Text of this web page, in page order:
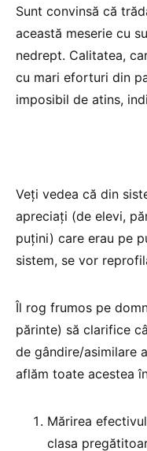
Sunt convinsă că
această meserie cu
nedrept. Calitatea,
cu mari eforturi din
imposibil de atins,
Veți vedea că din
apreciați (de elevi,
puțini) care erau pe
sistem, se vor
Îl rog frumos pe
părinte) să clarifice
de gândire/asimilare
aflăm toate acestea
Mărirea
clasa